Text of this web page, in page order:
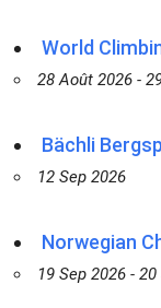
World
28 Août 2026 -
Bächli
12 Sep 2026
Norwegian
19 Sep 2026 -